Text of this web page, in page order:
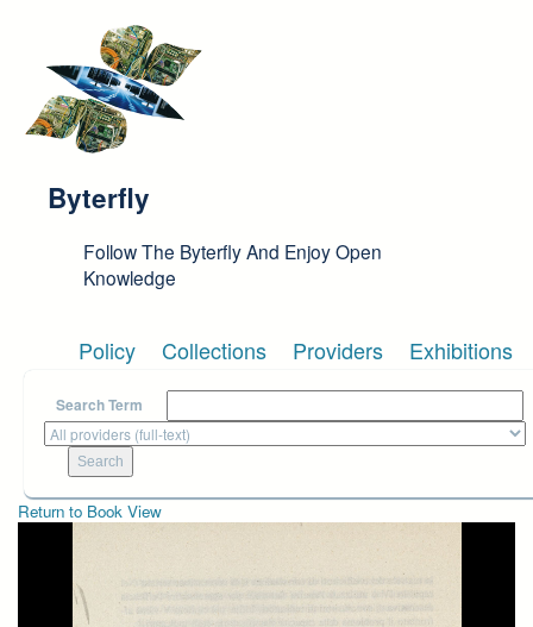
Byterfly
Follow The Byterfly And Enjoy Open
Knowledge
Policy Collections Providers Exhibitions
Search Term
Return to Book View